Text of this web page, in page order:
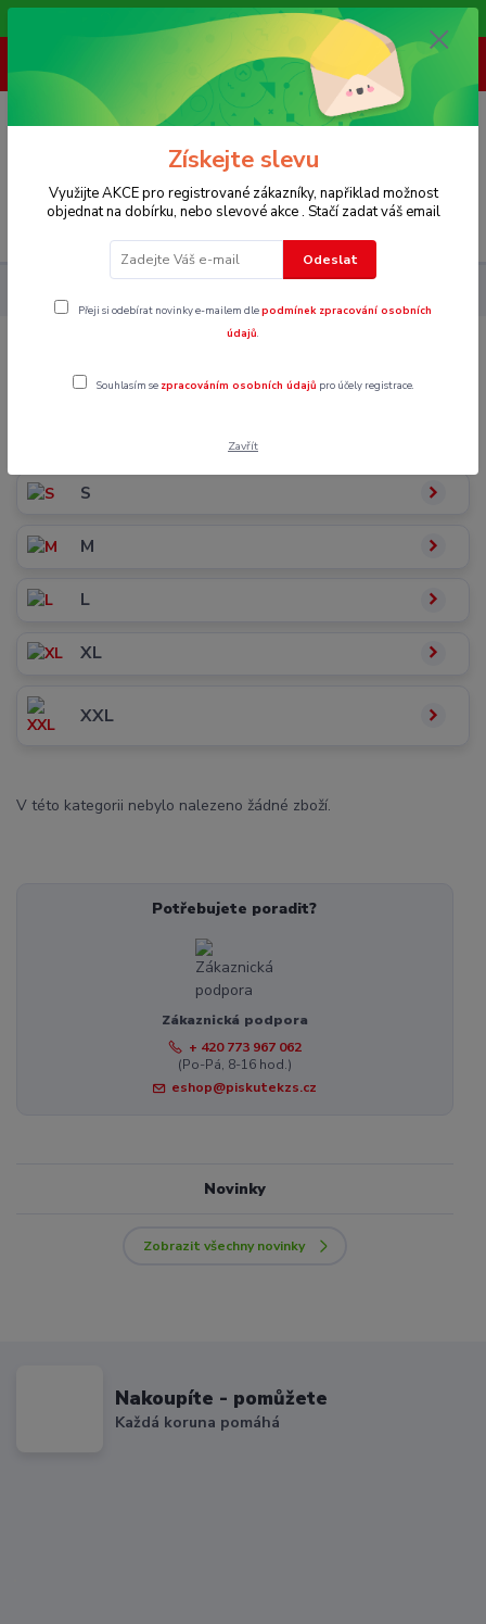
Vítáme Vás na našem e-shopu,. Stále doplňujeme nové produkty.
Menu
(Po-Pá, 8-16 hod.)
0
S
M
L
XL
XXL
V této kategorii nebylo nalezeno žádné zboží.
Potřebujete poradit?
Zákaznická podpora
+ 420 773 967 062
(Po-Pá, 8-16 hod.)
eshop@piskutekzs.cz
Novinky
Zobrazit všechny novinky
Nakoupíte - pomůžete
Každá koruna pomáhá
Získejte slevu
Využijte AKCE pro registrované zákazníky, napřiklad možnost
objednat na dobírku, nebo slevové akce . Stačí zadat váš email
Odeslat
Přeji si odebírat novinky e-mailem dlepodmínek zpracování osobních
údajů.
Souhlasím se zpracováním osobních údajů pro účely registrace.
Zavřít